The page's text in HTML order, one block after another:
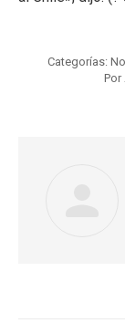
Categorías:
Por